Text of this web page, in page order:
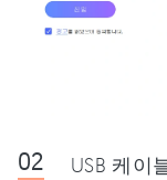
USB 케이